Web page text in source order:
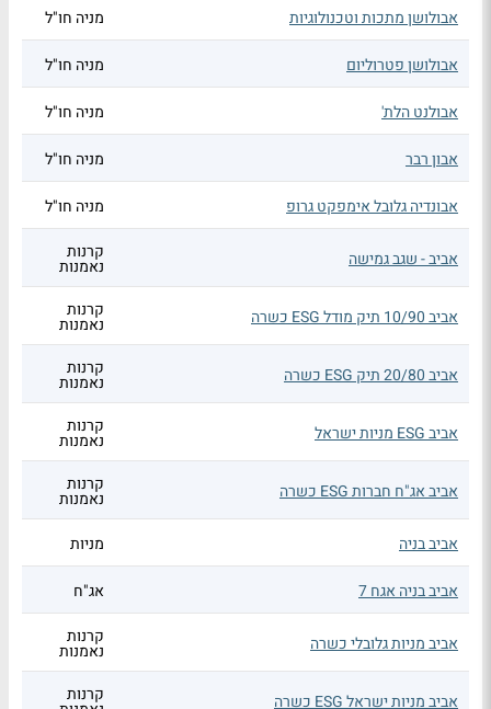
אבולושן מתכות וטכנולוגיות מניה חו"ל
אבולושן פטרוליום מניה חו"ל
אבולנט הלת' מניה חו"ל
אבון רבר מניה חו"ל
אבונדיה גלובל אימפקט גרופ מניה חו"ל
אביב - שגב גמישה קרנות
נאמנות
אביב 10/90 תיק מודל ESG כשרה קרנות
נאמנות
אביב 20/80 תיק ESG כשרה קרנות
נאמנות
אביב ESG מניות ישראל קרנות
נאמנות
אביב אג"ח חברות ESG כשרה קרנות
נאמנות
אביב בניה
מניות
אביב בניה אגח 7 אג"ח
אביב מניות גלובלי כשרה קרנות
נאמנות
אביב מניות ישראל ESG כשרה קרנות